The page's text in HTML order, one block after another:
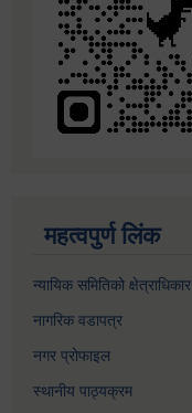
महत्वपुर्ण लिंक
न्यायिक समितिको क्षेत्राधिकार
नागरिक वडापत्र
नगर प्रोफाइल
स्थानीय पाठ्यक्रम